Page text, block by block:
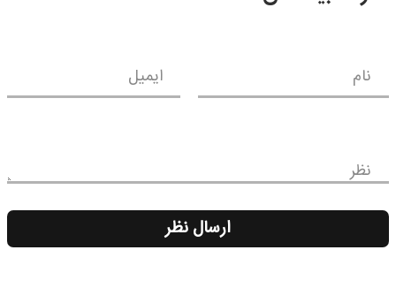
نام ایمیل
نظر
ارسال نظر